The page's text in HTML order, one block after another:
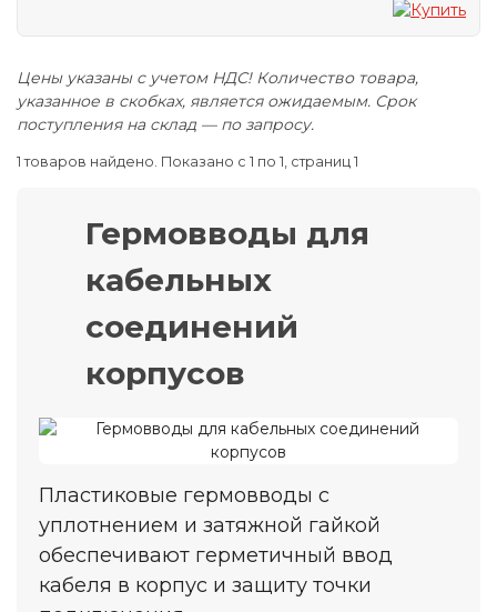
Цены указаны с учетом НДС! Количество товара,
указанное в скобках, является ожидаемым. Срок
поступления на склад — по запросу.
1 товаров найдено. Показано с 1 по 1, страниц 1
Гермовводы для
кабельных
соединений
корпусов
Пластиковые гермовводы с
уплотнением и затяжной гайкой
обеспечивают герметичный ввод
кабеля в корпус и защиту точки